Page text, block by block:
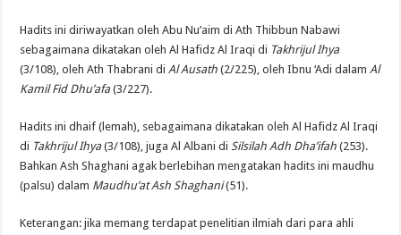
Hadits ini diriwayatkan oleh Abu Nu’aim di Ath Thibbun Nabawi
sebagaimana dikatakan oleh Al Hafidz Al Iraqi di Takhrijul Ihya
(3/108), oleh Ath Thabrani diAl Ausath (2/225), oleh Ibnu ‘Adi dalamAl
Kamil Fid Dhu’afa(3/227).
Hadits ini dhaif (lemah), sebagaimana dikatakan oleh Al Hafidz Al Iraqi
di Takhrijul Ihya(3/108), juga Al Albani di Silsilah Adh Dha’ifah (253).
Bahkan Ash Shaghani agak berlebihan mengatakan hadits ini maudhu
(palsu) dalam Maudhu’at Ash Shaghani(51).
Keterangan: jika memang terdapat penelitian ilmiah dari para ahli